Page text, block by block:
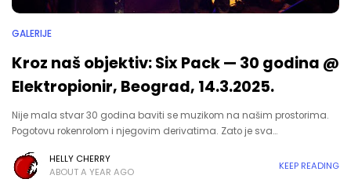
GALERIJE
Kroz naš objektiv: Six Pack — 30 godina @
Elektropionir, Beograd, 14.3.2025.
Nije mala stvar 30 godina baviti se muzikom na našim prostorima.
Pogotovu rokenrolom i njegovim derivatima. Zato je sva…
HELLY CHERRY
ABOUT A YEAR AGO
KEEP READING